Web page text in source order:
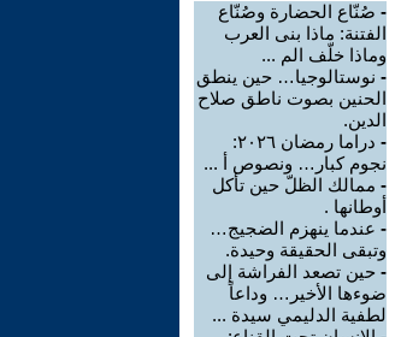
- صُنّاع الحضارة وصُنّاع
الفتنة: ماذا بنى العرب
وماذا خلّف الم ...
- نوستالوجيا… حين ينطق
الحنين بصوت ناطق صلاح
الدين.
-
دراما رمضان ٢٠٢٦:
نجوم كبار… ونصوص أ ...
- ممالك الظلّ حين تأكل
أوطانها .
- عندما ينهزم الضجيج…
وتبقى الحقيقة وحيدة.
- حين تصعد الفراشة إلى
ضوءها الأخير… وداعاً
لطفية الدليمي سيدة ...